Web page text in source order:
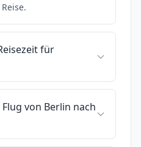
für
von Berlin nach